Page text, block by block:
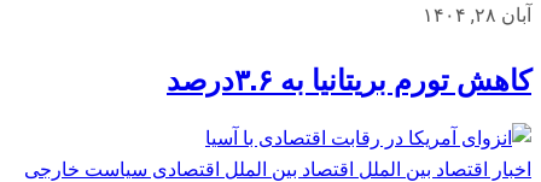
آبان ۲۸, ۱۴۰۴
کاهش تورم بریتانیا به ۳.۶درصد
اخبار اقتصاد بین الملل اقتصاد بین الملل اقتصادی سیاست خارجی